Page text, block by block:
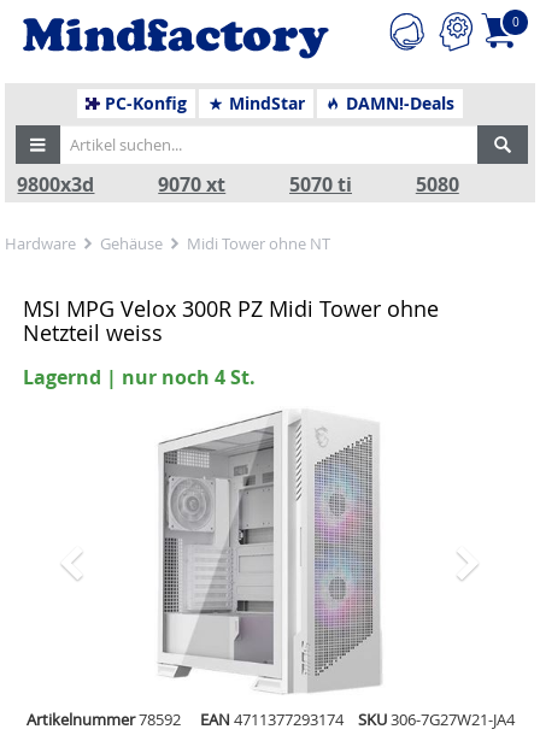
0
PC-Konfig MindStar DAMN!-Deals
9800x3d 9070 xt 5070 ti 5080
Hardware Gehäuse Midi Tower ohne NT
MSI MPG Velox 300R PZ Midi Tower ohne
Netzteil weiss
Lagernd | nur noch 4 St.
Zurück
Artikelnummer78592 EAN 4711377293174 SKU306-7G27W21-JA4